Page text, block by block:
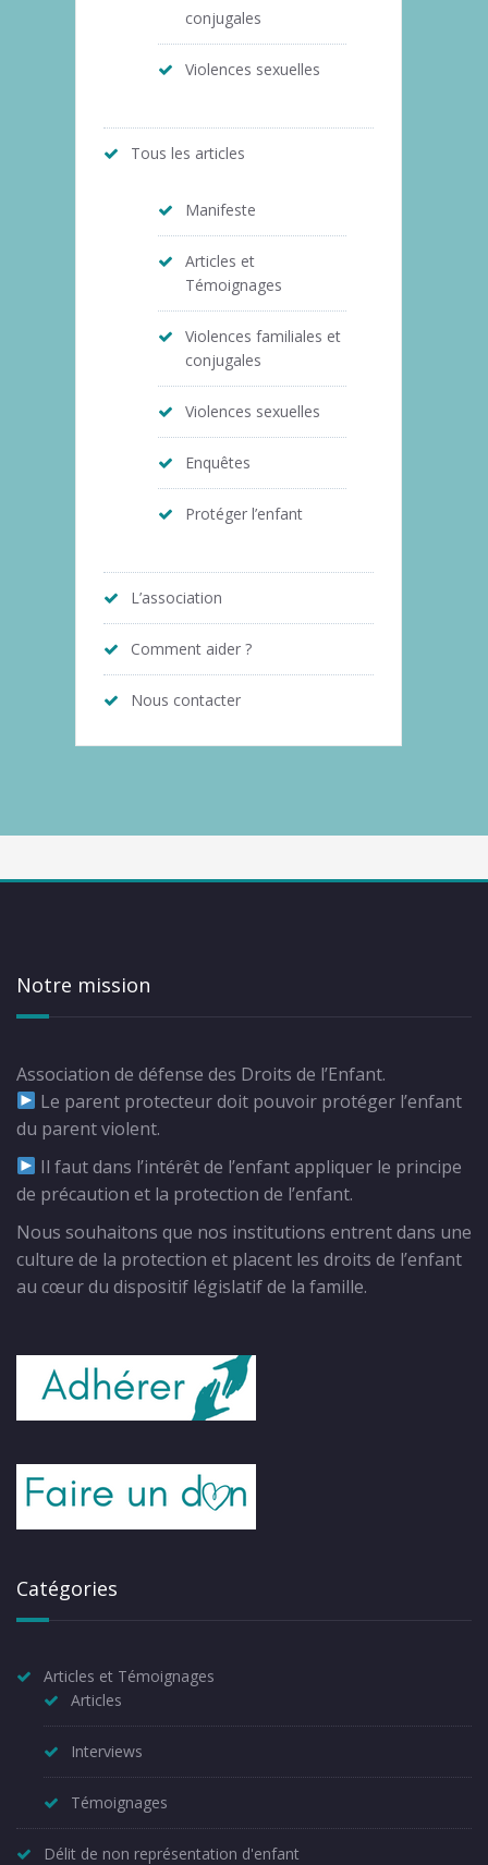
conjugales
Violences sexuelles
Tous les articles
Manifeste
Articles et
Témoignages
Violences familiales et
conjugales
Violences sexuelles
Enquêtes
Protéger l’enfant
L’association
Comment aider ?
Nous contacter
Notre mission
Association de défense des Droits de l’Enfant.
Le parent protecteur doit pouvoir protéger l’enfant
du parent violent.
Il faut dans l’intérêt de l’enfant appliquer le principe
de précaution et la protection de l’enfant.
Nous souhaitons que nos institutions entrent dans une
culture de la protection et placent les droits de l’enfant
au cœur du dispositif législatif de la famille.
Catégories
Articles et Témoignages
Articles
Interviews
Témoignages
Délit de non représentation d'enfant